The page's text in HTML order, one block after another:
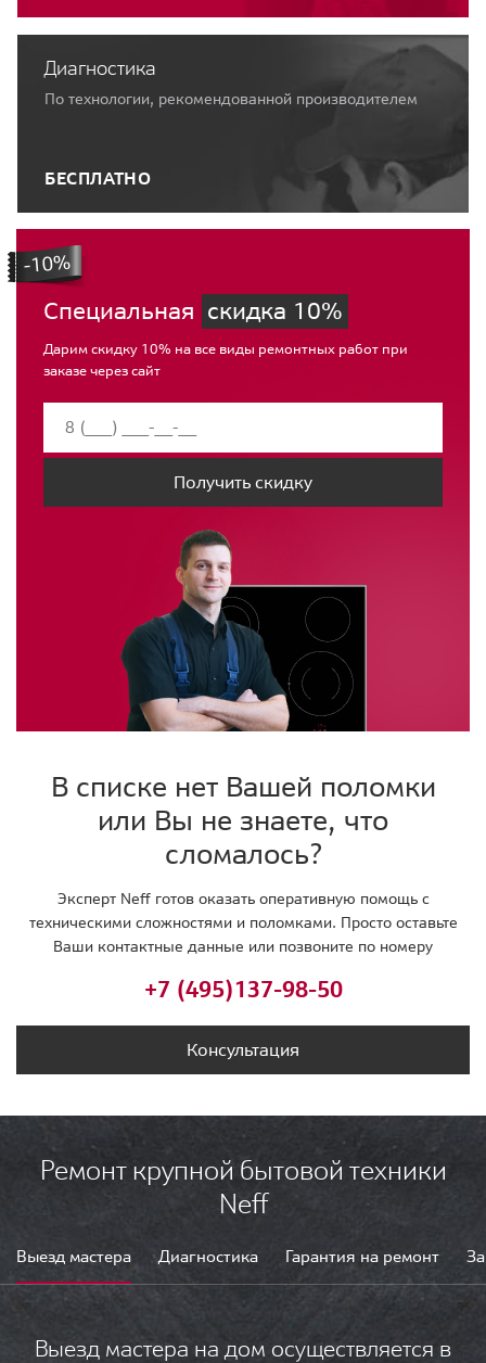
Диагностика
По технологии, рекомендованной производителем
БЕСПЛАТНО
Специальная скидка 10%
Дарим скидку 10% на все виды ремонтных работ при
заказе через сайт
Получить скидку
В списке нет Вашей поломки
или Вы не знаете, что
сломалось?
Эксперт Neff готов оказать оперативную помощь с
техническими сложностями и поломками. Просто оставьте
Ваши контактные данные или позвоните по номеру
+7 (495)137-98-50
Консультация
Ремонт крупной бытовой техники
Neff
Выезд мастера Диагностика Гарантия на ремонт
Выезд мастера на дом осуществляется в